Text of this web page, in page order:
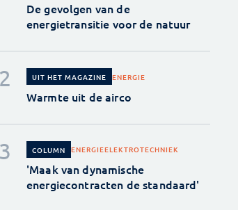
De gevolgen van de
energietransitie voor de natuur
UIT HET MAGAZINE ENERGIE
Warmte uit de airco
COLUMN ENERGIEELEKTROTECHNIEK
'Maak van dynamische
energiecontracten de standaard'